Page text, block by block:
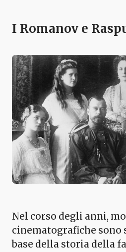
I Romanov e
Nel corso degli anni,
cinematografiche sono
base della storia della